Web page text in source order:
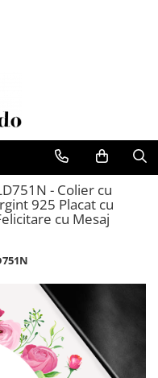
- Colier cu
925 Placat cu
cu Mesaj